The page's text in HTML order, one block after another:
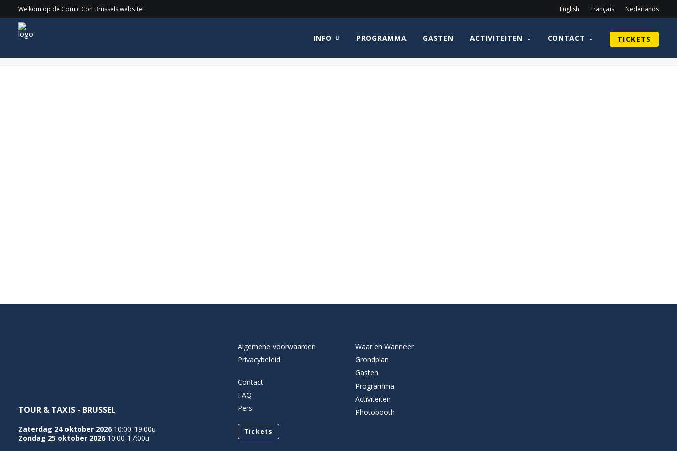
Welkom op de Comic Con Brussels website! English Français Nederlands
INFO PROGRAMMA GASTEN ACTIVITEITEN CONTACT TICKETS
PlanDealers Home PlanDealers PlanDealers
TOUR & TAXIS - BRUSSEL
Zaterdag 24 oktober 2026 10:00-19:00u
Zondag 25 oktober 2026 10:00-17:00u
Algemene voorwaarden
Privacybeleid
Contact
FAQ
Pers
Tickets
Waar en Wanneer
Grondplan
Gasten
Programma
Activiteiten
Photobooth